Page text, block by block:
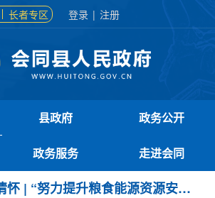
长者专区 登录 | 注册
县政府 政务公开
政务服务 走进会同
总书记的人民情怀 | “努力提升粮食能源资源安全保障能力”